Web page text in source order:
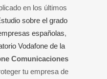
en los últimos
sobre el grado
españolas,
Vodafone de la
Comunicaciones
tu empresa de